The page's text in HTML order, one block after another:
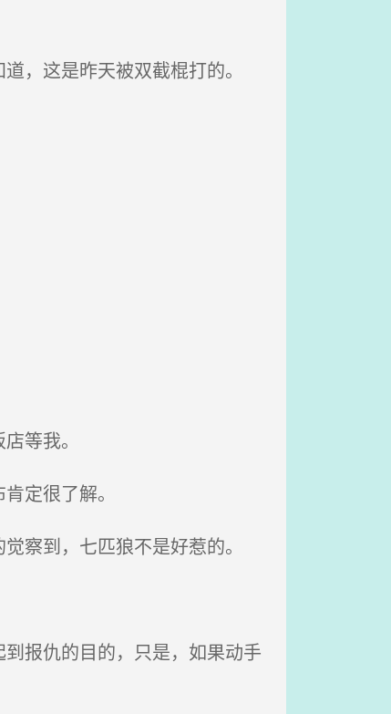
，这是昨天被双截棍打的。
等我。
定很了解。
察到，七匹狼不是好惹的。
报仇的目的，只是，如果动手